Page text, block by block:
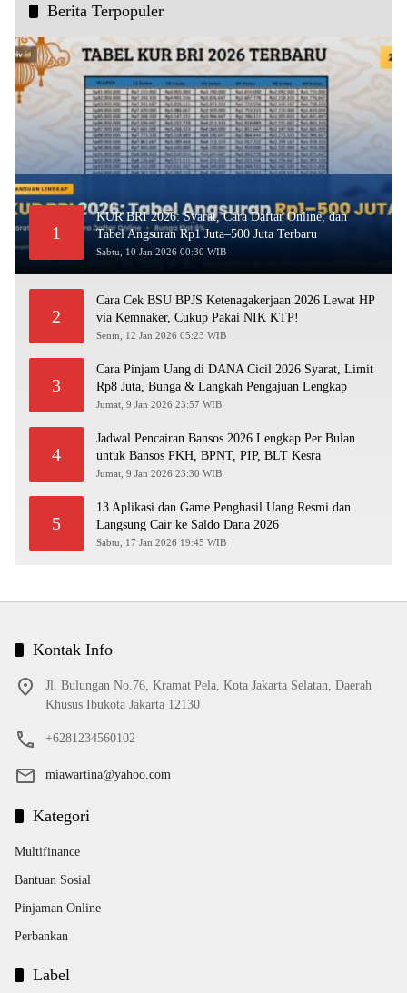
Berita Terpopuler
1
KUR BRI 2026: Syarat, Cara Daftar Online, dan
Tabel Angsuran Rp1 Juta–500 Juta Terbaru
Sabtu, 10 Jan 2026 00:30 WIB
2
Cara Cek BSU BPJS Ketenagakerjaan 2026 Lewat HP
via Kemnaker, Cukup Pakai NIK KTP!
Senin, 12 Jan 2026 05:23 WIB
3
Cara Pinjam Uang di DANA Cicil 2026 Syarat, Limit
Rp8 Juta, Bunga & Langkah Pengajuan Lengkap
Jumat, 9 Jan 2026 23:57 WIB
4
Jadwal Pencairan Bansos 2026 Lengkap Per Bulan
untuk Bansos PKH, BPNT, PIP, BLT Kesra
Jumat, 9 Jan 2026 23:30 WIB
5
13 Aplikasi dan Game Penghasil Uang Resmi dan
Langsung Cair ke Saldo Dana 2026
Sabtu, 17 Jan 2026 19:45 WIB
Kontak Info
Jl. Bulungan No.76, Kramat Pela, Kota Jakarta Selatan, Daerah
Khusus Ibukota Jakarta 12130
+6281234560102
miawartina@yahoo.com
Kategori
Multifinance
Bantuan Sosial
Pinjaman Online
Perbankan
Label